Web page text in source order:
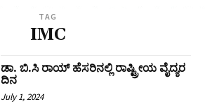
TAG
IMC
ಡಾ. ಬಿ.ಸಿ ರಾಯ್ ಹೆಸರಿನಲ್ಲಿ ರಾಷ್ಟ್ರೀಯ ವೈದ್ಯರ
ದಿನ
July 1, 2024